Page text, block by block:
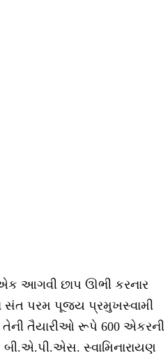
આગવી છાપ ઊભી કરનાર
સંત પરમ પૂજ્ય પ્રમુખસ્વામી
તેની તૈયારીઓ રૂપે 600 એકરની
સ્વામિનારાયણ